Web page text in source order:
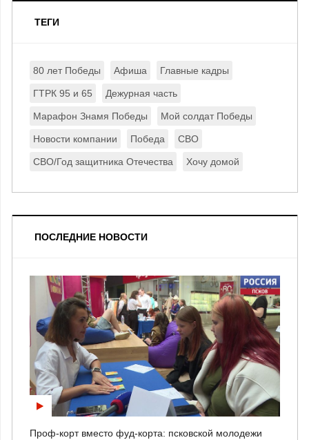
ТЕГИ
80 лет Победы Афиша Главные кадры
ГТРК 95 и 65 Дежурная часть
Марафон Знамя Победы Мой солдат Победы
Новости компании Победа СВО
СВО/Год защитника Отечества Хочу домой
ПОСЛЕДНИЕ НОВОСТИ
Проф-корт вместо фуд-корта: псковской молодежи